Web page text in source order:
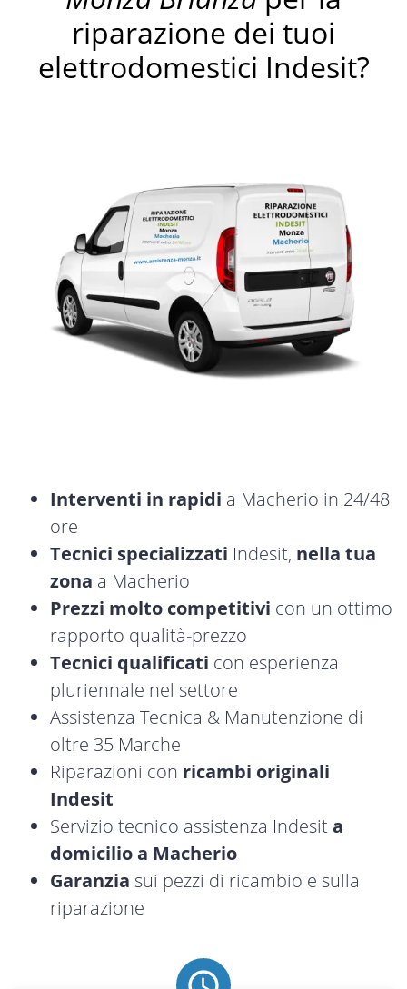
riparazione dei tuoi
elettrodomestici Indesit?
Interventi in rapidi a Macherio in 24/48
ore
Tecnici specializzati Indesit, nella tua
zona a Macherio
Prezzi molto competitivi con un ottimo
rapporto qualità-prezzo
Tecnici qualificati con esperienza
pluriennale nel settore
Assistenza Tecnica & Manutenzione di
oltre 35 Marche
Riparazioni con ricambi originali
Indesit
Servizio tecnico assistenza Indesita
domicilio a Macherio
Garanzia sui pezzi di ricambio e sulla
riparazione